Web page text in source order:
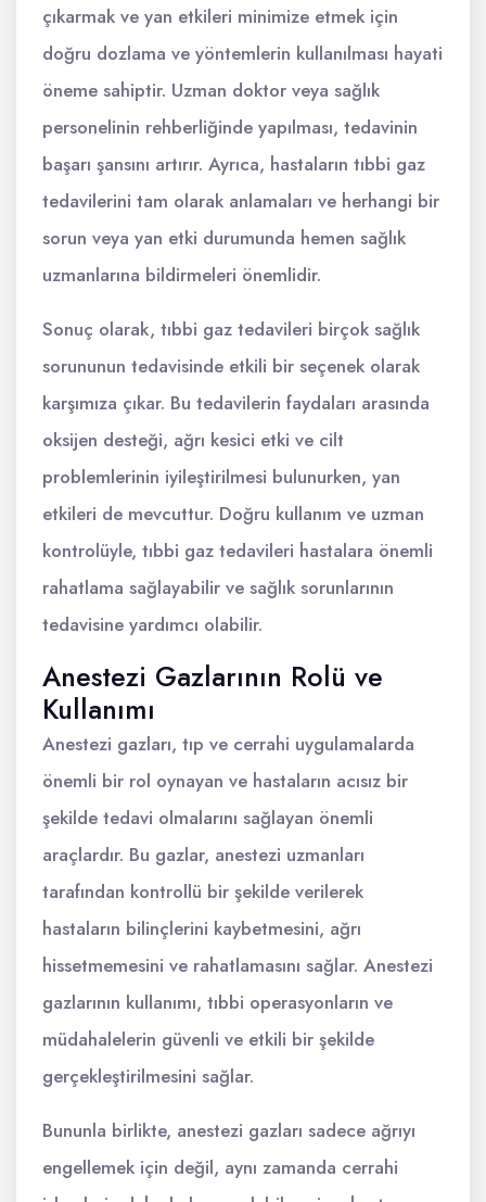
çıkarmak ve yan etkileri minimize etmek için
doğru dozlama ve yöntemlerin kullanılması hayati
öneme sahiptir. Uzman doktor veya sağlık
personelinin rehberliğinde yapılması, tedavinin
başarı şansını artırır. Ayrıca, hastaların tıbbi gaz
tedavilerini tam olarak anlamaları ve herhangi bir
sorun veya yan etki durumunda hemen sağlık
uzmanlarına bildirmeleri önemlidir.
Sonuç olarak, tıbbi gaz tedavileri birçok sağlık
sorununun tedavisinde etkili bir seçenek olarak
karşımıza çıkar. Bu tedavilerin faydaları arasında
oksijen desteği, ağrı kesici etki ve cilt
problemlerinin iyileştirilmesi bulunurken, yan
etkileri de mevcuttur. Doğru kullanım ve uzman
kontrolüyle, tıbbi gaz tedavileri hastalara önemli
rahatlama sağlayabilir ve sağlık sorunlarının
tedavisine yardımcı olabilir.
Anestezi Gazlarının Rolü ve
Kullanımı
Anestezi gazları, tıp ve cerrahi uygulamalarda
önemli bir rol oynayan ve hastaların acısız bir
şekilde tedavi olmalarını sağlayan önemli
araçlardır. Bu gazlar, anestezi uzmanları
tarafından kontrollü bir şekilde verilerek
hastaların bilinçlerini kaybetmesini, ağrı
hissetmemesini ve rahatlamasını sağlar. Anestezi
gazlarının kullanımı, tıbbi operasyonların ve
müdahalelerin güvenli ve etkili bir şekilde
gerçekleştirilmesini sağlar.
Bununla birlikte, anestezi gazları sadece ağrıyı
engellemek için değil, aynı zamanda cerrahi